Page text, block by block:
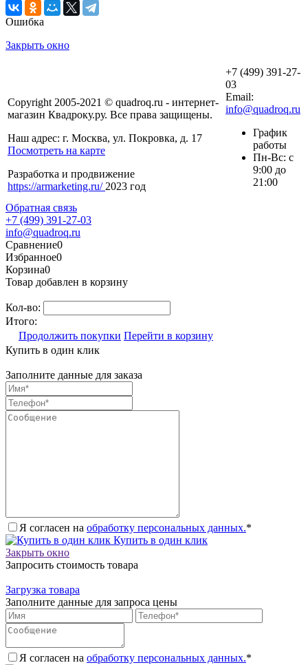
Ошибка
Закрыть окно
Copyright 2005-2021 © quadroq.ru - интернет-
магазин Квадроку.ру. Все права защищены.
Наш адрес: г. Москва, ул. Покровка, д. 17
Посмотреть на карте
Разработка и продвижение
https://armarketing.ru/ 2023 год
+7 (499) 391-27-
03
Email:
info@quadroq.ru
График
работы
Пн-Вс: с
9:00 до
21:00
Обратная связь
+7 (499) 391-27-03
info@quadroq.ru
Сравнение0
Избранное0
Корзина0
Товар добавлен в корзину
Кол-во:
Итого:
Продолжить покупки Перейти в корзину
Купить в один клик
Заполните данные для заказа
Я согласен на обработку персональных данных.*
Купить в один клик
Закрыть окно
Запросить стоимость товара
Загрузка товара
Заполните данные для запроса цены
Я согласен на обработку персональных данных.*